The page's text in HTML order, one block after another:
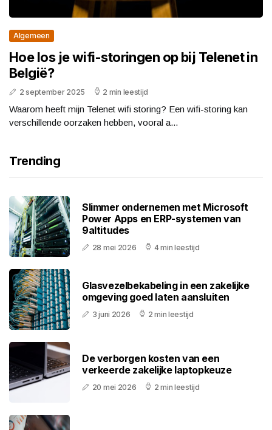
Algemeen
Hoe los je wifi-storingen op bij Telenet in
België?
2 september 2025 2 min leestijd
Waarom heeft mijn Telenet wifi storing? Een wifi-storing kan
verschillende oorzaken hebben, vooral a...
Trending
Slimmer ondernemen met Microsoft
Power Apps en ERP-systemen van
9altitudes
28 mei 2026 4 min leestijd
Glasvezelbekabeling in een zakelijke
omgeving goed laten aansluiten
3 juni 2026 2 min leestijd
De verborgen kosten van een
verkeerde zakelijke laptopkeuze
20 mei 2026 2 min leestijd